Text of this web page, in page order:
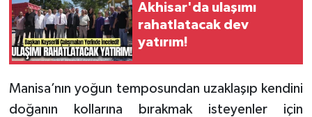
Akhisar'da ulaşımı
rahatlatacak dev
yatırım!
Manisa’nın yoğun temposundan uzaklaşıp kendini
doğanın kollarına bırakmak isteyenler için